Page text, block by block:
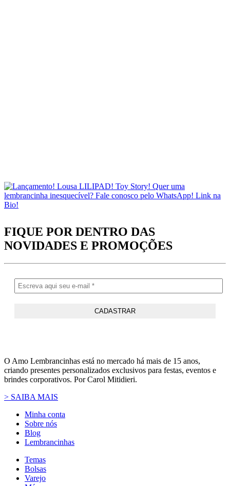
FIQUE POR DENTRO DAS
NOVIDADES E PROMOÇÕES
O Amo Lembrancinhas está no mercado há mais de 15 anos,
criando presentes personalizados exclusivos para festas, eventos e
brindes corporativos. Por Carol Mitidieri.
> SAIBA MAIS
Minha conta
Sobre nós
Blog
Lembrancinhas
Temas
Bolsas
Varejo